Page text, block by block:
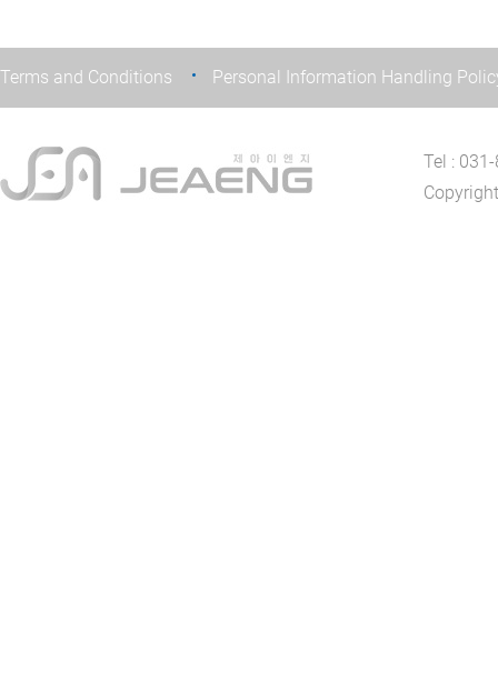
Terms and Conditions Personal Information Handling
Tel :